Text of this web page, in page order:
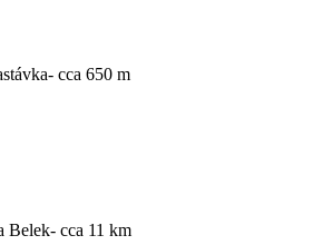
cca 650 m
Belek- cca 11 km